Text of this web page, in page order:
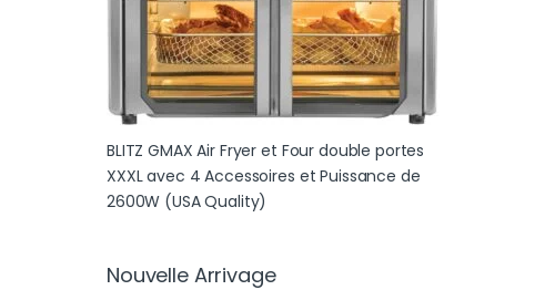
BLITZ GMAX Air Fryer et Four double portes
XXXL avec 4 Accessoires et Puissance de
2600W (USA Quality)
Nouvelle Arrivage